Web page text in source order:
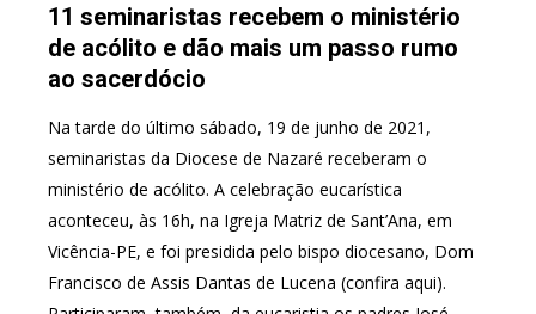
11 seminaristas recebem o ministério
de acólito e dão mais um passo rumo
ao sacerdócio
Na tarde do último sábado, 19 de junho de 2021,
seminaristas da Diocese de Nazaré receberam o
ministério de acólito. A celebração eucarística
aconteceu, às 16h, na Igreja Matriz de Sant’Ana, em
Vicência-PE, e foi presidida pelo bispo diocesano, Dom
Francisco de Assis Dantas de Lucena (confira aqui).